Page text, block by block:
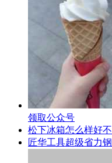
领取公众号
松下冰箱怎么样好
匠华工具超级省力